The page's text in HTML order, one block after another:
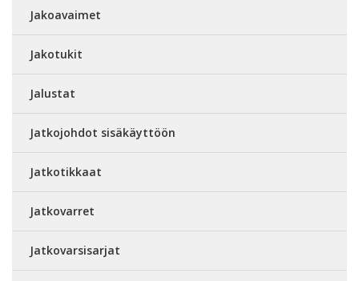
Jakoavaimet
Jakotukit
Jalustat
Jatkojohdot sisäkäyttöön
Jatkotikkaat
Jatkovarret
Jatkovarsisarjat